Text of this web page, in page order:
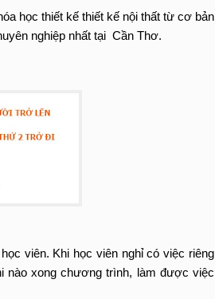
học thiết kế thiết kế nội thất từ cơ bản
nghiệp nhất tại Cần Thơ.
viên. Khi học viên nghỉ có việc riêng
nào xong chương trình, làm được việc